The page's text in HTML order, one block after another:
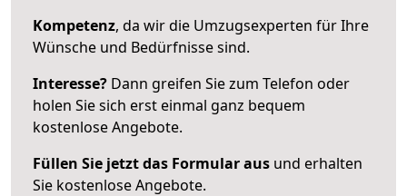
Kompetenz, da wir die Umzugsexperten für Ihre
Wünsche und Bedürfnisse sind.
Interesse? Dann greifen Sie zum Telefon oder
holen Sie sich erst einmal ganz bequem
kostenlose Angebote.
Füllen Sie jetzt das Formular aus und erhalten
Sie kostenlose Angebote.